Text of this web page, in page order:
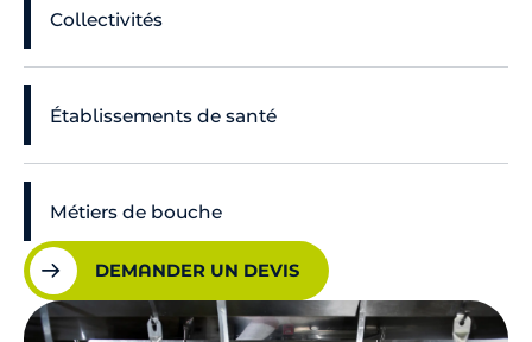
Collectivités
Établissements de santé
Métiers de bouche
DEMANDER UN DEVIS